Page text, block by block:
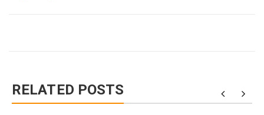
RELATED POSTS